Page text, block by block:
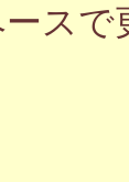
ス